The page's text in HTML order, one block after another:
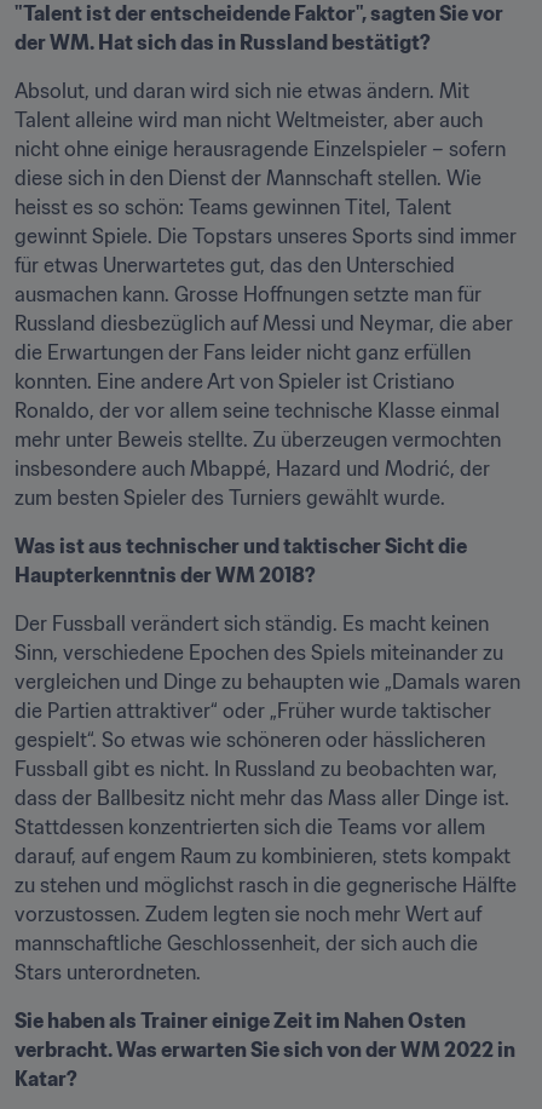
"Talent ist der entscheidende Faktor", sagten Sie vor
der WM. Hat sich das in Russland bestätigt?
Absolut, und daran wird sich nie etwas ändern. Mit
Talent alleine wird man nicht Weltmeister, aber auch
nicht ohne einige herausragende Einzelspieler – sofern
diese sich in den Dienst der Mannschaft stellen. Wie
heisst es so schön: Teams gewinnen Titel, Talent
gewinnt Spiele. Die Topstars unseres Sports sind immer
für etwas Unerwartetes gut, das den Unterschied
ausmachen kann. Grosse Hoffnungen setzte man für
Russland diesbezüglich auf Messi und Neymar, die aber
die Erwartungen der Fans leider nicht ganz erfüllen
konnten. Eine andere Art von Spieler ist Cristiano
Ronaldo, der vor allem seine technische Klasse einmal
mehr unter Beweis stellte. Zu überzeugen vermochten
insbesondere auch Mbappé, Hazard und Modrić, der
zum besten Spieler des Turniers gewählt wurde.
Was ist aus technischer und taktischer Sicht die
Haupterkenntnis der WM 2018?
Der Fussball verändert sich ständig. Es macht keinen
Sinn, verschiedene Epochen des Spiels miteinander zu
vergleichen und Dinge zu behaupten wie „Damals waren
die Partien attraktiver“ oder „Früher wurde taktischer
gespielt“. So etwas wie schöneren oder hässlicheren
Fussball gibt es nicht. In Russland zu beobachten war,
dass der Ballbesitz nicht mehr das Mass aller Dinge ist.
Stattdessen konzentrierten sich die Teams vor allem
darauf, auf engem Raum zu kombinieren, stets kompakt
zu stehen und möglichst rasch in die gegnerische Hälfte
vorzustossen. Zudem legten sie noch mehr Wert auf
mannschaftliche Geschlossenheit, der sich auch die
Stars unterordneten.
Sie haben als Trainer einige Zeit im Nahen Osten
verbracht. Was erwarten Sie sich von der WM 2022 in
Katar?